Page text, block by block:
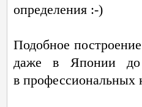
определения :-)
Подобное
даже в Японии до
в профессиональных